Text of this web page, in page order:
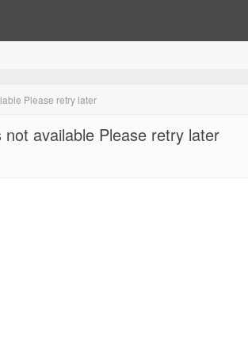
Please retry later
not available Please retry later